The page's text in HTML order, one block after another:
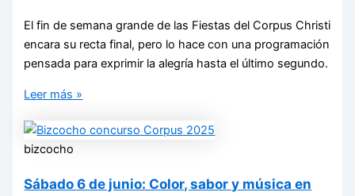
El fin de semana grande de las Fiestas del Corpus Christi
encara su recta final, pero lo hace con una programación
pensada para exprimir la alegría hasta el último segundo.
Leer más »
bizcocho
Sábado 6 de junio: Color, sabor y música en